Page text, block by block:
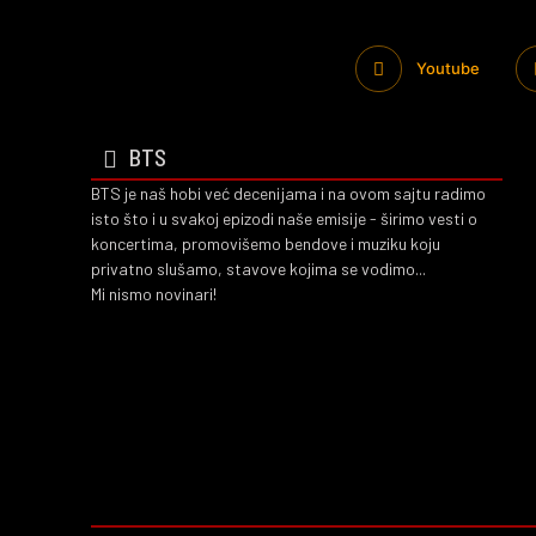
Youtube
BTS
BTS je naš hobi već decenijama i na ovom sajtu radimo
isto što i u svakoj epizodi naše emisije - širimo vesti o
koncertima, promovišemo bendove i muziku koju
privatno slušamo, stavove kojima se vodimo...
Mi nismo novinari!